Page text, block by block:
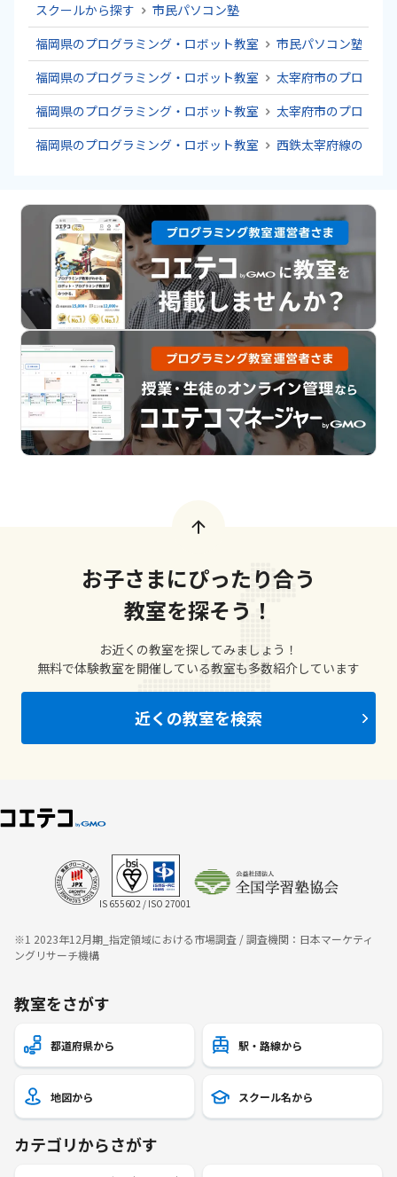
スクールから探す
市民パソコン塾
福岡県のプログラミング・ロボット教室
市民パソコン塾
福岡県のプログラミング・ロボット教室
太宰府市のプログラ
福岡県のプログラミング・ロボット教室
太宰府市のプログラ
福岡県のプログラミング・ロボット教室
西鉄太宰府線のプロ
お子さまにぴったり合う
教室を探そう！
お近くの教室を探してみましょう！
無料で体験教室を開催している教室も多数紹介しています
近くの教室を検索
IS 655602 / ISO 27001
※1 2023年12月期_指定領域における市場調査 / 調査機関：日本マーケティ
ングリサーチ機構
教室をさがす
都道府県から 駅・路線から
地図から スクール名から
カテゴリからさがす